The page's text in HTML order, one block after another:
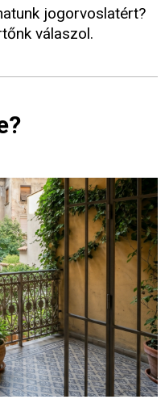
jogorvoslatért?
válaszol.